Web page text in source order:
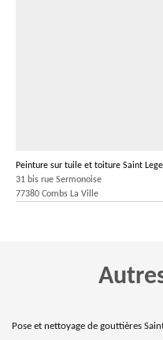
Peinture sur tuile et toiture Saint
31 bis rue Sermonoise
77380 Combs La Ville
Pose et nettoyage de gouttières